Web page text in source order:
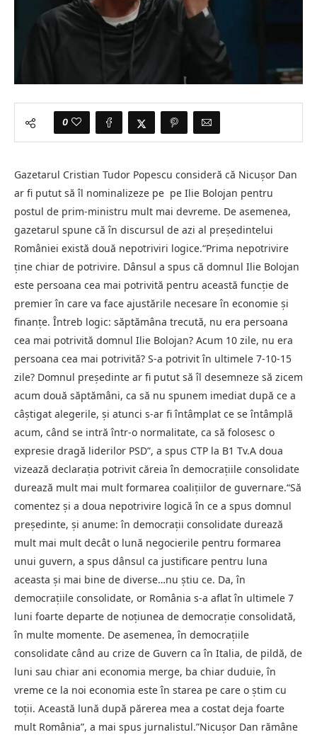
0
Gazetarul Cristian Tudor Popescu consideră că Nicușor Dan
ar fi putut să îl nominalizeze pe pe Ilie Bolojan pentru
postul de prim-ministru mult mai devreme. De asemenea,
gazetarul spune că în discursul de azi al președintelui
României există două nepotriviri logice.“Prima nepotrivire
ține chiar de potrivire. Dânsul a spus că domnul Ilie Bolojan
este persoana cea mai potrivită pentru această funcție de
premier în care va face ajustările necesare în economie și
finanțe. Întreb logic: săptămâna trecută, nu era persoana
cea mai potrivită domnul Ilie Bolojan? Acum 10 zile, nu era
persoana cea mai potrivită? S-a potrivit în ultimele 7-10-15
zile? Domnul președinte ar fi putut să îl desemneze să zicem
acum două săptămâni, ca să nu spunem imediat după ce a
câștigat alegerile, și atunci s-ar fi întâmplat ce se întâmplă
acum, când se intră într-o normalitate, ca să folosesc o
expresie dragă liderilor PSD”, a spus CTP la B1 Tv.A doua
vizează declarația potrivit căreia în democrațiile consolidate
durează mult mai mult formarea coalițiilor de guvernare.“Să
comentez și a doua nepotrivire logică în ce a spus domnul
președinte, și anume: în democrații consolidate durează
mult mai mult decât o lună negocierile pentru formarea
unui guvern, a spus dânsul ca justificare pentru luna
aceasta și mai bine de diverse…nu știu ce. Da, în
democrațiile consolidate, or România s-a aflat în ultimele 7
luni foarte departe de noțiunea de democrație consolidată,
în multe momente. De asemenea, în democrațiile
consolidate când au crize de Guvern ca în Italia, de pildă, de
luni sau chiar ani economia merge, ba chiar duduie, în
vreme ce la noi economia este în starea pe care o știm cu
toții. Această lună după părerea mea a costat deja foarte
mult România”, a mai spus jurnalistul.”Nicușor Dan rămâne